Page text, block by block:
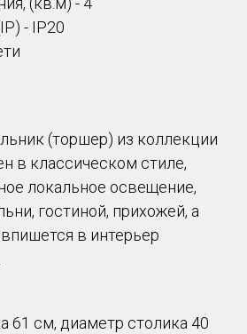
- IP20
(торшер) из коллекции
в классическом стиле,
локальное освещение,
гостиной, прихожей, а
в интерьер
61 см, диаметр столика 40